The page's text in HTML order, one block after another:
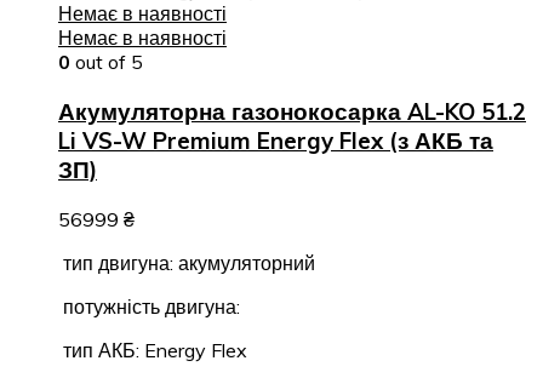
Немає в наявності
Немає в наявності
0 out of 5
Акумуляторна газонокосарка AL-KO 51.2
Li VS-W Premium Energy Flex (з АКБ та
ЗП)
56999 ₴
тип двигуна: акумуляторний
потужність двигуна:
тип АКБ: Energy Flex